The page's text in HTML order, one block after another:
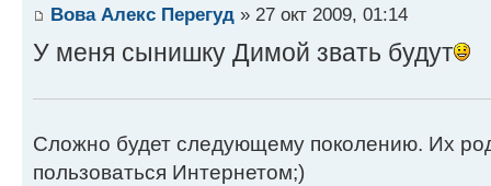
Вова Алекс Перегуд » 27 окт 2009, 01:14
У меня сынишку Димой звать будут
Сложно будет следующему поколению. Их
пользоваться Интернетом;)